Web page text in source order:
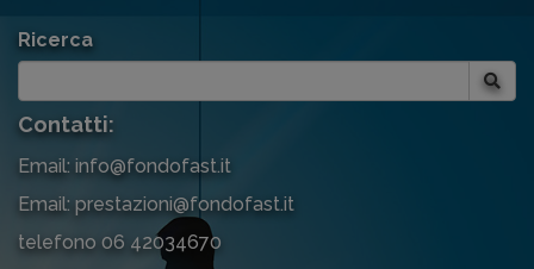
Ricerca
Contatti:
Email: info@fondofast.it
Email: prestazioni@fondofast.it
telefono 06 42034670